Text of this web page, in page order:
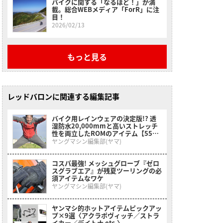
載。総合WEBメディア「ForR」に注
目！
2026/02/13
もっと見る
レッドバロンに関連する編集記事
バイク用レインウェアの決定版!? 透
湿防水20,000mmと高いストレッチ
性を両立したROMのアイテム【5500
円で良コスパ】
ヤングマシン編集部(ヤマ)
コスパ最強! メッシュグローブ『ゼロ
スグラブエア』が残夏ツーリングの必
須アイテムなワケ
ヤングマシン編集部(ヤマ)
ヤンマシ的ホットアイテムピックアッ
プ×9選〈アクラポヴィッチ／ストラ